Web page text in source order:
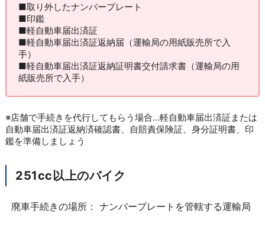
■取り外したナンバープレート
■印鑑
■軽自動車届出済証
■軽自動車届出済証返納届（運輸局の用紙販売所で入
手）
■軽自動車届出済証返納証明書交付請求書（運輸局の用
紙販売所で入手）
※店舗で手続きを代行してもらう場合…軽自動車届出済証または
自動車届出済証返納済確認書、自賠責保険証、身分証明書、印
鑑を準備しましょう
251cc以上のバイク
廃車手続きの場所： ナンバープレートを管轄する運輸局